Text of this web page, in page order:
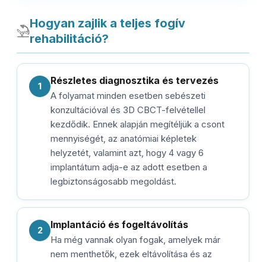
Hogyan zajlik a teljes fogív
rehabilitáció?
1 Részletes diagnosztika és tervezés
A folyamat minden esetben sebészeti
konzultációval és 3D CBCT-felvétellel
kezdődik. Ennek alapján megítéljük a csont
mennyiségét, az anatómiai képletek
helyzetét, valamint azt, hogy 4 vagy 6
implantátum adja-e az adott esetben a
legbiztonságosabb megoldást.
2 Implantáció és fogeltávolítás
Ha még vannak olyan fogak, amelyek már
nem menthetők, ezek eltávolítása és az